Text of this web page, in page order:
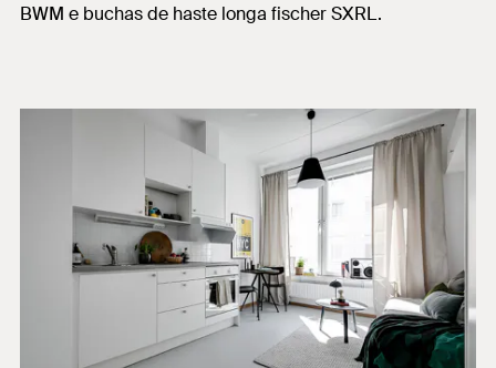
BWM e buchas de haste longa fischer SXRL.